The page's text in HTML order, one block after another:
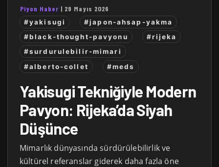
Piyon Haber | 29 Mayıs 2026
#yakisugi
#japon-ahsap-yakma
#black-thought-pavyonu
#rijeka
#surdurulebilir-mimari
#alberto-collet
#meds
Yakisugi Tekniğiyle Modern
Pavyon: Rijeka’da Siyah
Düşünce
Mimarlık dünyasında sürdürülebilirlik ve
kültürel referanslar giderek daha fazla öne